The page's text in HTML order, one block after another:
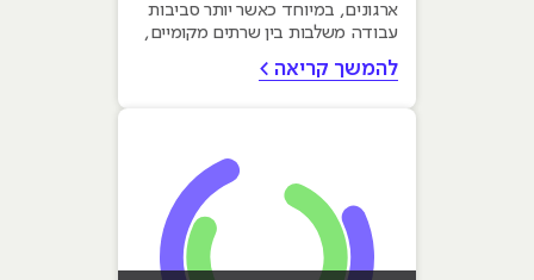
ארגונים, במיוחד כאשר יותר סביבות
עבודה משלבות בין שרתים מקומיים,
שירותי ענן, אבטחת...
להמשך קריאה >